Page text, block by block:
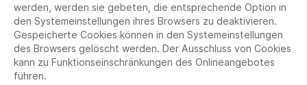
werden, werden sie gebeten, die entsprechende Option in
den Systemeinstellungen ihres Browsers zu deaktivieren.
Gespeicherte Cookies können in den Systemeinstellungen
des Browsers gelöscht werden. Der Ausschluss von Cookies
kann zu Funktionseinschränkungen des Onlineangebotes
führen.